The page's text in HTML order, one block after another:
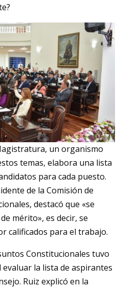
un organismo
temas, elabora una lista
para cada puesto.
de la Comisión de
destacó que «se
mérito», es decir, se
calificados para el trabajo.
Constitucionales tuvo
evaluar la lista de aspirantes
Ruiz explicó en la